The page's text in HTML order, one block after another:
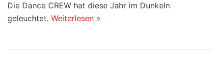
Die Dance CREW hat diese Jahr im Dunkeln
geleuchtet. Weiterlesen »